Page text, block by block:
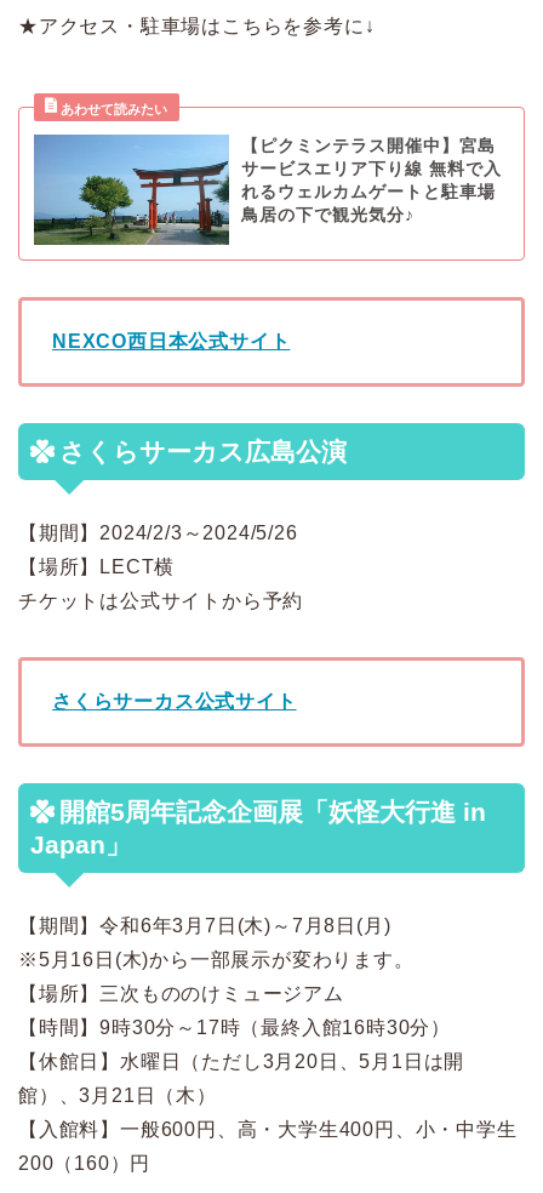
★アクセス・駐車場はこちらを参考に↓
【ピクミンテラス開催中】宮島
サービスエリア下り線 無料で入
れるウェルカムゲートと駐車場
鳥居の下で観光気分♪
NEXCO西日本公式サイト
さくらサーカス広島公演
【期間】2024/2/3～2024/5/26
【場所】LECT横
チケットは公式サイトから予約
さくらサーカス公式サイト
開館5周年記念企画展「妖怪大行進 in
Japan」
【期間】令和6年3月7日(木)～7月8日(月)
※5月16日(木)から一部展示が変わります。
【場所】三次もののけミュージアム
【時間】9時30分～17時（最終入館16時30分）
【 休館日】水曜日（ただし3月20日、5月1日は開
館）、3月21日（木）
【 入館料】一般600円、 高・大学生400円、小・中学生
200（160）円